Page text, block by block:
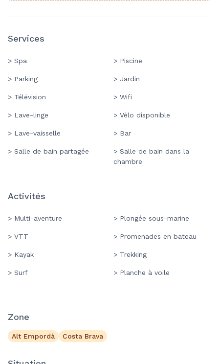
Services
> Spa > Piscine
> Parking > Jardin
> Télévision > Wifi
> Lave-linge > Vélo disponible
> Lave-vaisselle > Bar
> Salle de bain partagée
> Salle de bain dans la
chambre
Activités
> Multi-aventure > Plongée sous-marine
> VTT > Promenades en bateau
> Kayak > Trekking
> Surf > Planche à voile
Zone
Alt Empordà Costa Brava